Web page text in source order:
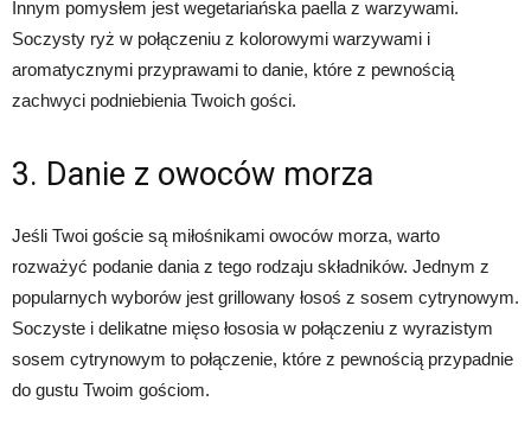
Innym pomysłem jest wegetariańska paella z warzywami.
Soczysty ryż w połączeniu z kolorowymi warzywami i
aromatycznymi przyprawami to danie, które z pewnością
zachwyci podniebienia Twoich gości.
3. Danie z owoców morza
Jeśli Twoi goście są miłośnikami owoców morza, warto
rozważyć podanie dania z tego rodzaju składników. Jednym z
popularnych wyborów jest grillowany łosoś z sosem cytrynowym.
Soczyste i delikatne mięso łososia w połączeniu z wyrazistym
sosem cytrynowym to połączenie, które z pewnością przypadnie
do gustu Twoim gościom.